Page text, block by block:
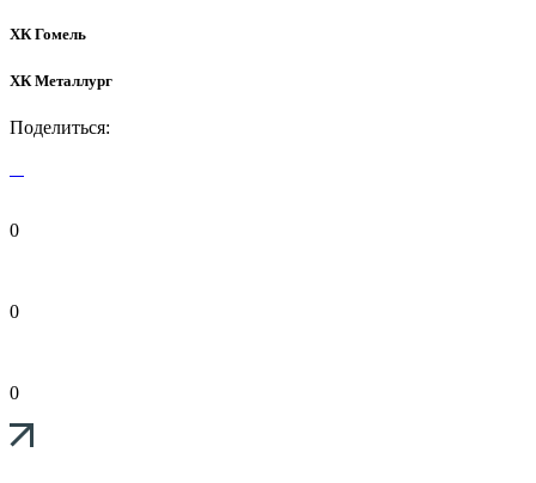
ХК Гомель
ХК Металлург
Поделиться:
0
0
0